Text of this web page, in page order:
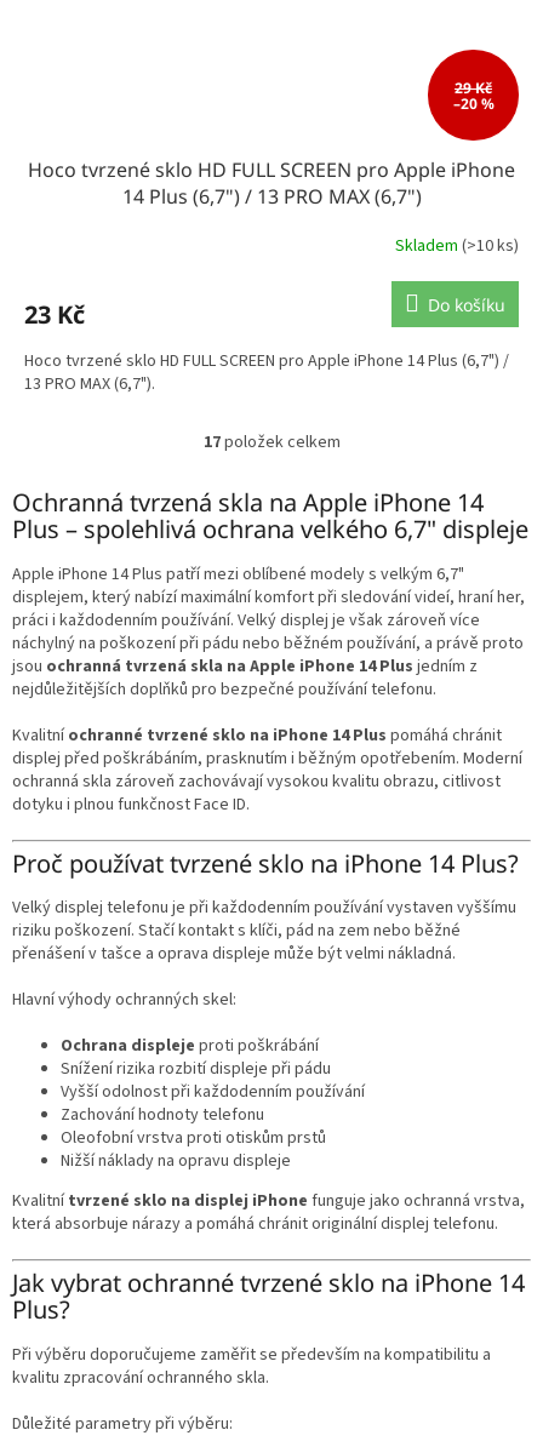
29 Kč
–20 %
Hoco tvrzené sklo HD FULL SCREEN pro Apple iPhone
14 Plus (6,7") / 13 PRO MAX (6,7")
Skladem (>10 ks)
23 Kč Do košíku
Hoco tvrzené sklo HD FULL SCREEN pro Apple iPhone 14 Plus (6,7") /
13 PRO MAX (6,7").
O
l
á
d
a
c
í
p
r
v
y
v
ý
p
s
u
17položek celkem
Ochranná tvrzená skla na Apple iPhone 14
Plus – spolehlivá ochrana velkého 6,7" displeje
Apple iPhone 14 Plus patří mezi oblíbené modely s velkým 6,7"
displejem, který nabízí maximální komfort při sledování videí, hraní her,
práci i každodenním používání. Velký displej je však zároveň více
náchylný na poškození při pádu nebo běžném používání, a právě proto
jsou ochranná tvrzená skla na Apple iPhone 14 Plus jedním z
nejdůležitějších doplňků pro bezpečné používání telefonu.
Kvalitníochranné tvrzené sklo na iPhone 14 Plus pomáhá chránit
displej před poškrábáním, prasknutím i běžným opotřebením. Moderní
ochranná skla zároveň zachovávají vysokou kvalitu obrazu, citlivost
dotyku i plnou funkčnost Face ID.
Proč používat tvrzené sklo na iPhone 14 Plus?
Velký displej telefonu je při každodenním používání vystaven vyššímu
riziku poškození. Stačí kontakt s klíči, pád na zem nebo běžné
přenášení v tašce a oprava displeje může být velmi nákladná.
Hlavní výhody ochranných skel:
Ochrana displeje proti poškrábání
Snížení rizika rozbití displeje při pádu
Vyšší odolnost při každodenním používání
Zachování hodnoty telefonu
Oleofobní vrstva proti otiskům prstů
Nižší náklady na opravu displeje
Kvalitnítvrzené sklo na displej iPhone funguje jako ochranná vrstva,
která absorbuje nárazy a pomáhá chránit originální displej telefonu.
Jak vybrat ochranné tvrzené sklo na iPhone 14
Plus?
Při výběru doporučujeme zaměřit se především na kompatibilitu a
kvalitu zpracování ochranného skla.
Důležité parametry při výběru: